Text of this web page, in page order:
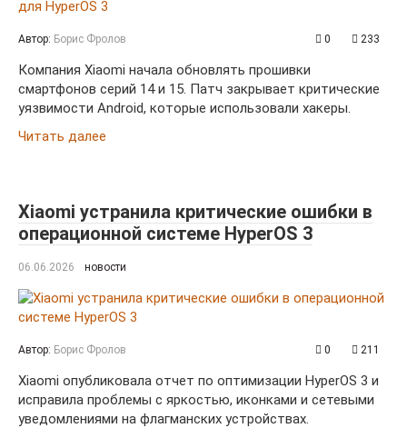
Автор: Борис Фролов 0 233
Компания Xiaomi начала обновлять прошивки
смартфонов серий 14 и 15. Патч закрывает критические
уязвимости Android, которые использовали хакеры.
Читать далее
Xiaomi устранила критические ошибки в
операционной системе HyperOS 3
06.06.2026 новости
Автор: Борис Фролов 0 211
Xiaomi опубликовала отчет по оптимизации HyperOS 3 и
исправила проблемы с яркостью, иконками и сетевыми
уведомлениями на флагманских устройствах.